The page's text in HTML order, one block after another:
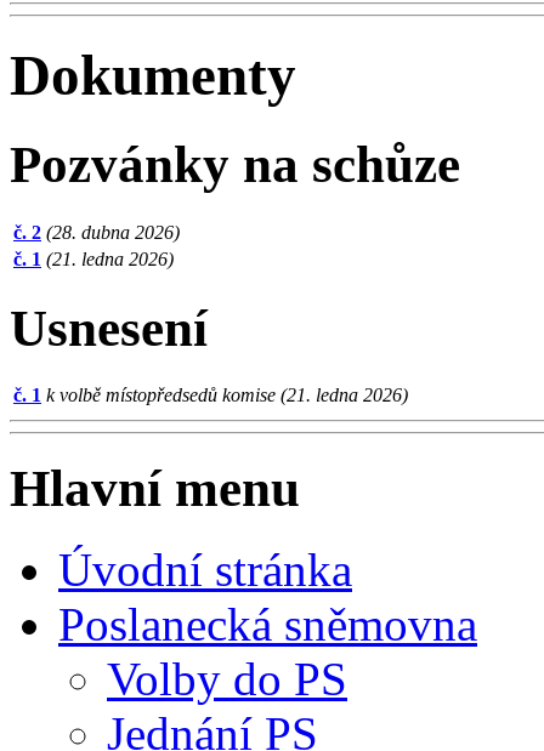
Dokumenty
Pozvánky na schůze
č. 2 (28. dubna 2026)
č. 1 (21. ledna 2026)
Usnesení
č. 1 k volbě místopředsedů komise (21. ledna 2026)
Hlavní menu
Úvodní stránka
Poslanecká sněmovna
Volby do PS
Jednání PS